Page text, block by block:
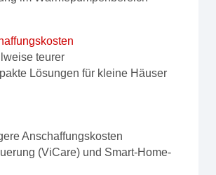
teurer
Lösungen für kleine Häuser
Anschaffungskosten
(ViCare) und Smart-Home-